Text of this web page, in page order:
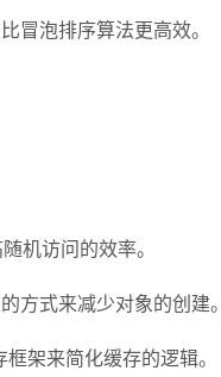
冒泡排序算法更高效。
机访问的效率。
方式来减少对象的创建。
架来简化缓存的逻辑。